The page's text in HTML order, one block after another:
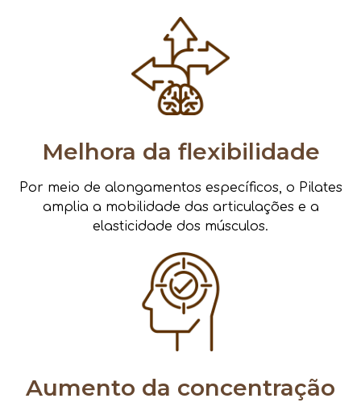
Melhora da flexibilidade
Por meio de alongamentos específicos, o Pilates
amplia a mobilidade das articulações e a
elasticidade dos músculos.
Aumento da concentração